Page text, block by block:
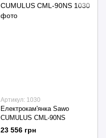
Артикул: 1030
Електрокам'янка Sawo
CUMULUS CML-90NS
23 556 грн